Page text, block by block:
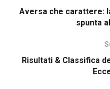
Aversa che carattere:
spunta
Risultati & Classifica